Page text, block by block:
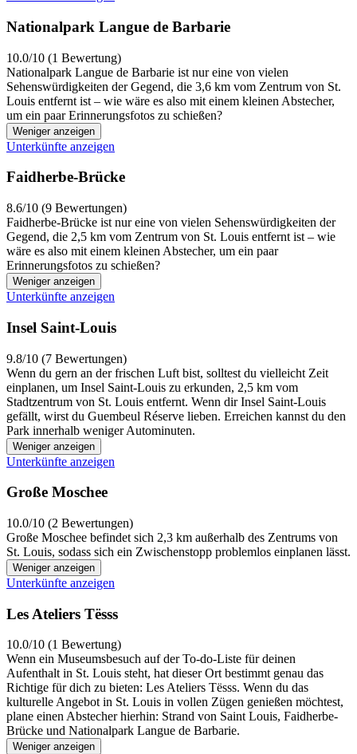
Nationalpark Langue de Barbarie
10.0/10 (1 Bewertung)
Nationalpark Langue de Barbarie ist nur eine von vielen
Sehenswürdigkeiten der Gegend, die 3,6 km vom Zentrum von St.
Louis entfernt ist – wie wäre es also mit einem kleinen Abstecher,
um ein paar Erinnerungsfotos zu schießen?
Weniger anzeigen
Unterkünfte anzeigen
Faidherbe-Brücke
8.6/10 (9 Bewertungen)
Faidherbe-Brücke ist nur eine von vielen Sehenswürdigkeiten der
Gegend, die 2,5 km vom Zentrum von St. Louis entfernt ist – wie
wäre es also mit einem kleinen Abstecher, um ein paar
Erinnerungsfotos zu schießen?
Weniger anzeigen
Unterkünfte anzeigen
Insel Saint-Louis
9.8/10 (7 Bewertungen)
Wenn du gern an der frischen Luft bist, solltest du vielleicht Zeit
einplanen, um Insel Saint-Louis zu erkunden, 2,5 km vom
Stadtzentrum von St. Louis entfernt. Wenn dir Insel Saint-Louis
gefällt, wirst du Guembeul Réserve lieben. Erreichen kannst du den
Park innerhalb weniger Autominuten.
Weniger anzeigen
Unterkünfte anzeigen
Große Moschee
10.0/10 (2 Bewertungen)
Große Moschee befindet sich 2,3 km außerhalb des Zentrums von
St. Louis, sodass sich ein Zwischenstopp problemlos einplanen lässt.
Weniger anzeigen
Unterkünfte anzeigen
Les Ateliers Tësss
10.0/10 (1 Bewertung)
Wenn ein Museumsbesuch auf der To-do-Liste für deinen
Aufenthalt in St. Louis steht, hat dieser Ort bestimmt genau das
Richtige für dich zu bieten: Les Ateliers Tësss. Wenn du das
kulturelle Angebot in St. Louis in vollen Zügen genießen möchtest,
plane einen Abstecher hierhin: Strand von Saint Louis, Faidherbe-
Brücke und Nationalpark Langue de Barbarie.
Weniger anzeigen